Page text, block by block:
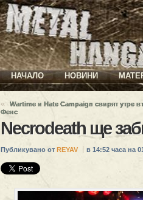
НАЧАЛО НОВИНИ
«
Wartime и Hate Campaign свирят утре
Фенс
Necrodeath ще
Публикувано от REYAV в 14:52 часа на